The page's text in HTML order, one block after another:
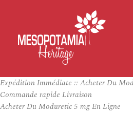
Expédition Immédiate :: Acheter Du
Commande rapide Livraison
Acheter Du Moduretic 5 mg En Ligne